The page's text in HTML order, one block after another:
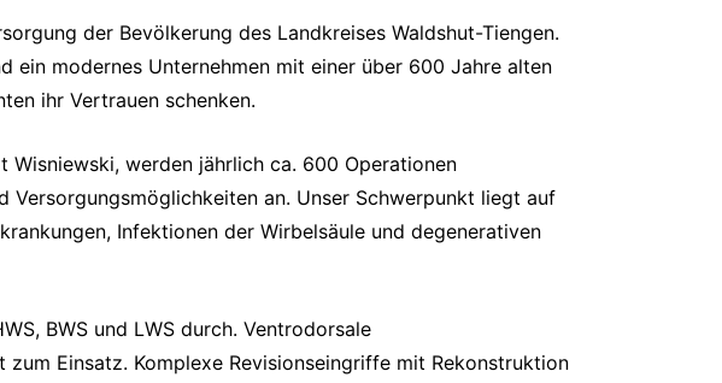
der Bevölkerung des Landkreises Waldshut-Tiengen.
ein modernes Unternehmen mit einer über 600 Jahre alten
ihr Vertrauen schenken.
werden jährlich ca. 600 Operationen
an. Unser Schwerpunkt liegt auf
Infektionen der Wirbelsäule und degenerativen
BWS und LWS durch. Ventrodorsale
zum Einsatz. Komplexe Revisionseingriffe mit Rekonstruktion